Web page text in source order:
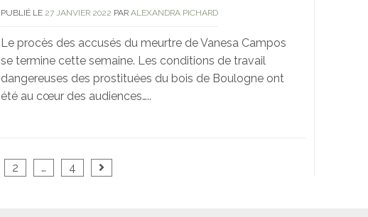
PUBLIÉ LE 27 JANVIER 2022 PAR ALEXANDRA PICHARD
Le procès des accusés du meurtre de Vanesa Campos
se termine cette semaine. Les conditions de travail
dangereuses des prostituées du bois de Boulogne ont
été au cœur des audiences…..
2 … 4